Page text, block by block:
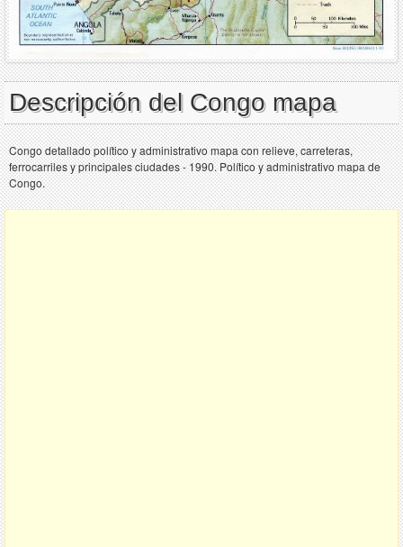
Descripción del Congo mapa
Congo detallado político y administrativo mapa con relieve, carreteras,
ferrocarriles y principales ciudades - 1990. Político y administrativo mapa de
Congo.